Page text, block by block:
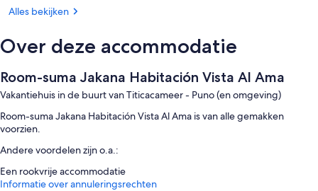
Alles bekijken
Over deze accommodatie
Room-suma Jakana Habitación Vista Al Ama
Vakantiehuis in de buurt van Titicacameer - Puno (en omgeving)
Room-suma Jakana Habitación Vista Al Ama is van alle gemakken
voorzien.
Andere voordelen zijn o.a.:
Een rookvrije accommodatie
Informatie over annuleringsrechten